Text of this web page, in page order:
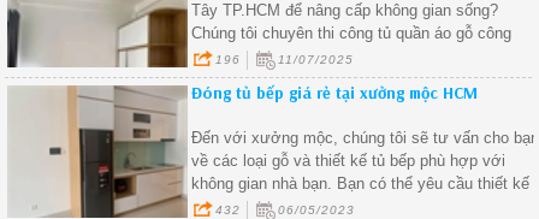
Tây TP.HCM để nâng cấp không gian sống?
Chúng tôi chuyên thi công tủ quần áo gỗ công
nghiệp tại phường Trung Mỹ Tây, thiết kế chuẩn
từng centimet, phù hợp với mọi loại phòng ngủ
nhỏ đến lớn.
196 11/07/2025
Đóng tủ bếp giá rẻ tại xưởng mộc HCM
Đến với xưởng mộc, chúng tôi sẽ tư vấn cho bạn
về các loại gỗ và thiết kế tủ bếp phù hợp với
không gian nhà bạn. Bạn có thể yêu cầu thiết kế
tủ bếp theo ý muốn hoặc chọn từ những mẫu tủ
432 06/05/2023